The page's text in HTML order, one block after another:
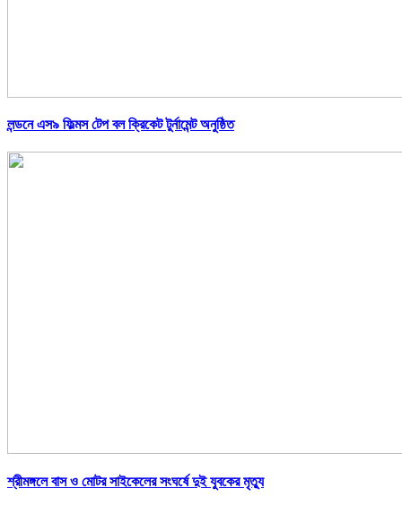
লন্ডনে এস৯ ফিল্মস টেপ বল ক্রিকেট টুর্নামেন্ট অনুষ্ঠিত
শ্রীমঙ্গলে বাস ও মোটর সাইকেলের সংঘর্ষে দুই যুবকের মৃত্যু